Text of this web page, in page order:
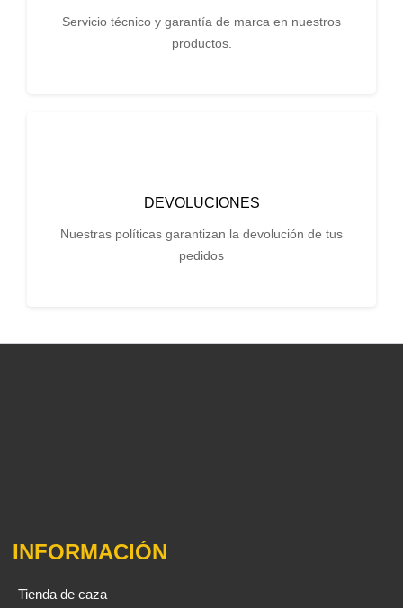
Servicio técnico y garantía de marca en nuestros
productos.
DEVOLUCIONES
Nuestras políticas garantizan la devolución de tus
pedidos
INFORMACIÓN
Tienda de caza